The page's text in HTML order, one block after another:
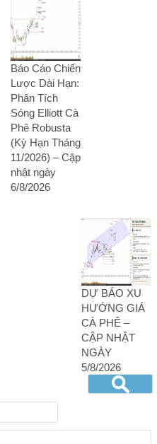
Báo Cáo Chiến
Lược Dài Hạn:
Phân Tích
Sóng Elliott Cà
Phê Robusta
(Kỳ Hạn Tháng
11/2026) – Cập
nhật ngày
6/8/2026
DỰ BÁO XU
HƯỚNG GIÁ
CÀ PHÊ –
CẬP NHẬT
NGÀY
5/8/2026